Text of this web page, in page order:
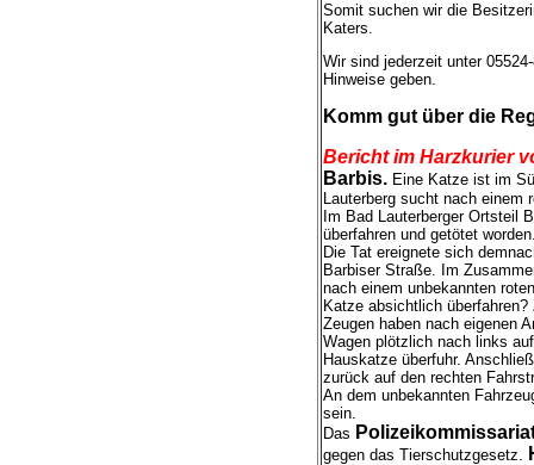
Somit suchen wir die
Katers.
Wir sind jederzeit unter
Hinweise geben.
Komm gut über die
Bericht im Harzkurier
Barbis. Eine Katze ist im
Lauterberg sucht nach einem
Im Bad Lauterberger Ortsteil
überfahren und getötet
Die Tat ereignete sich
Barbiser Straße. Im
nach einem unbekannten
Katze absichtlich
Zeugen haben nach eigenen
Wagen plötzlich nach links
Hauskatze überfuhr.
zurück auf den rechten
An dem unbekannten
sein.
Das
gegen das Tierschutzgesetz.